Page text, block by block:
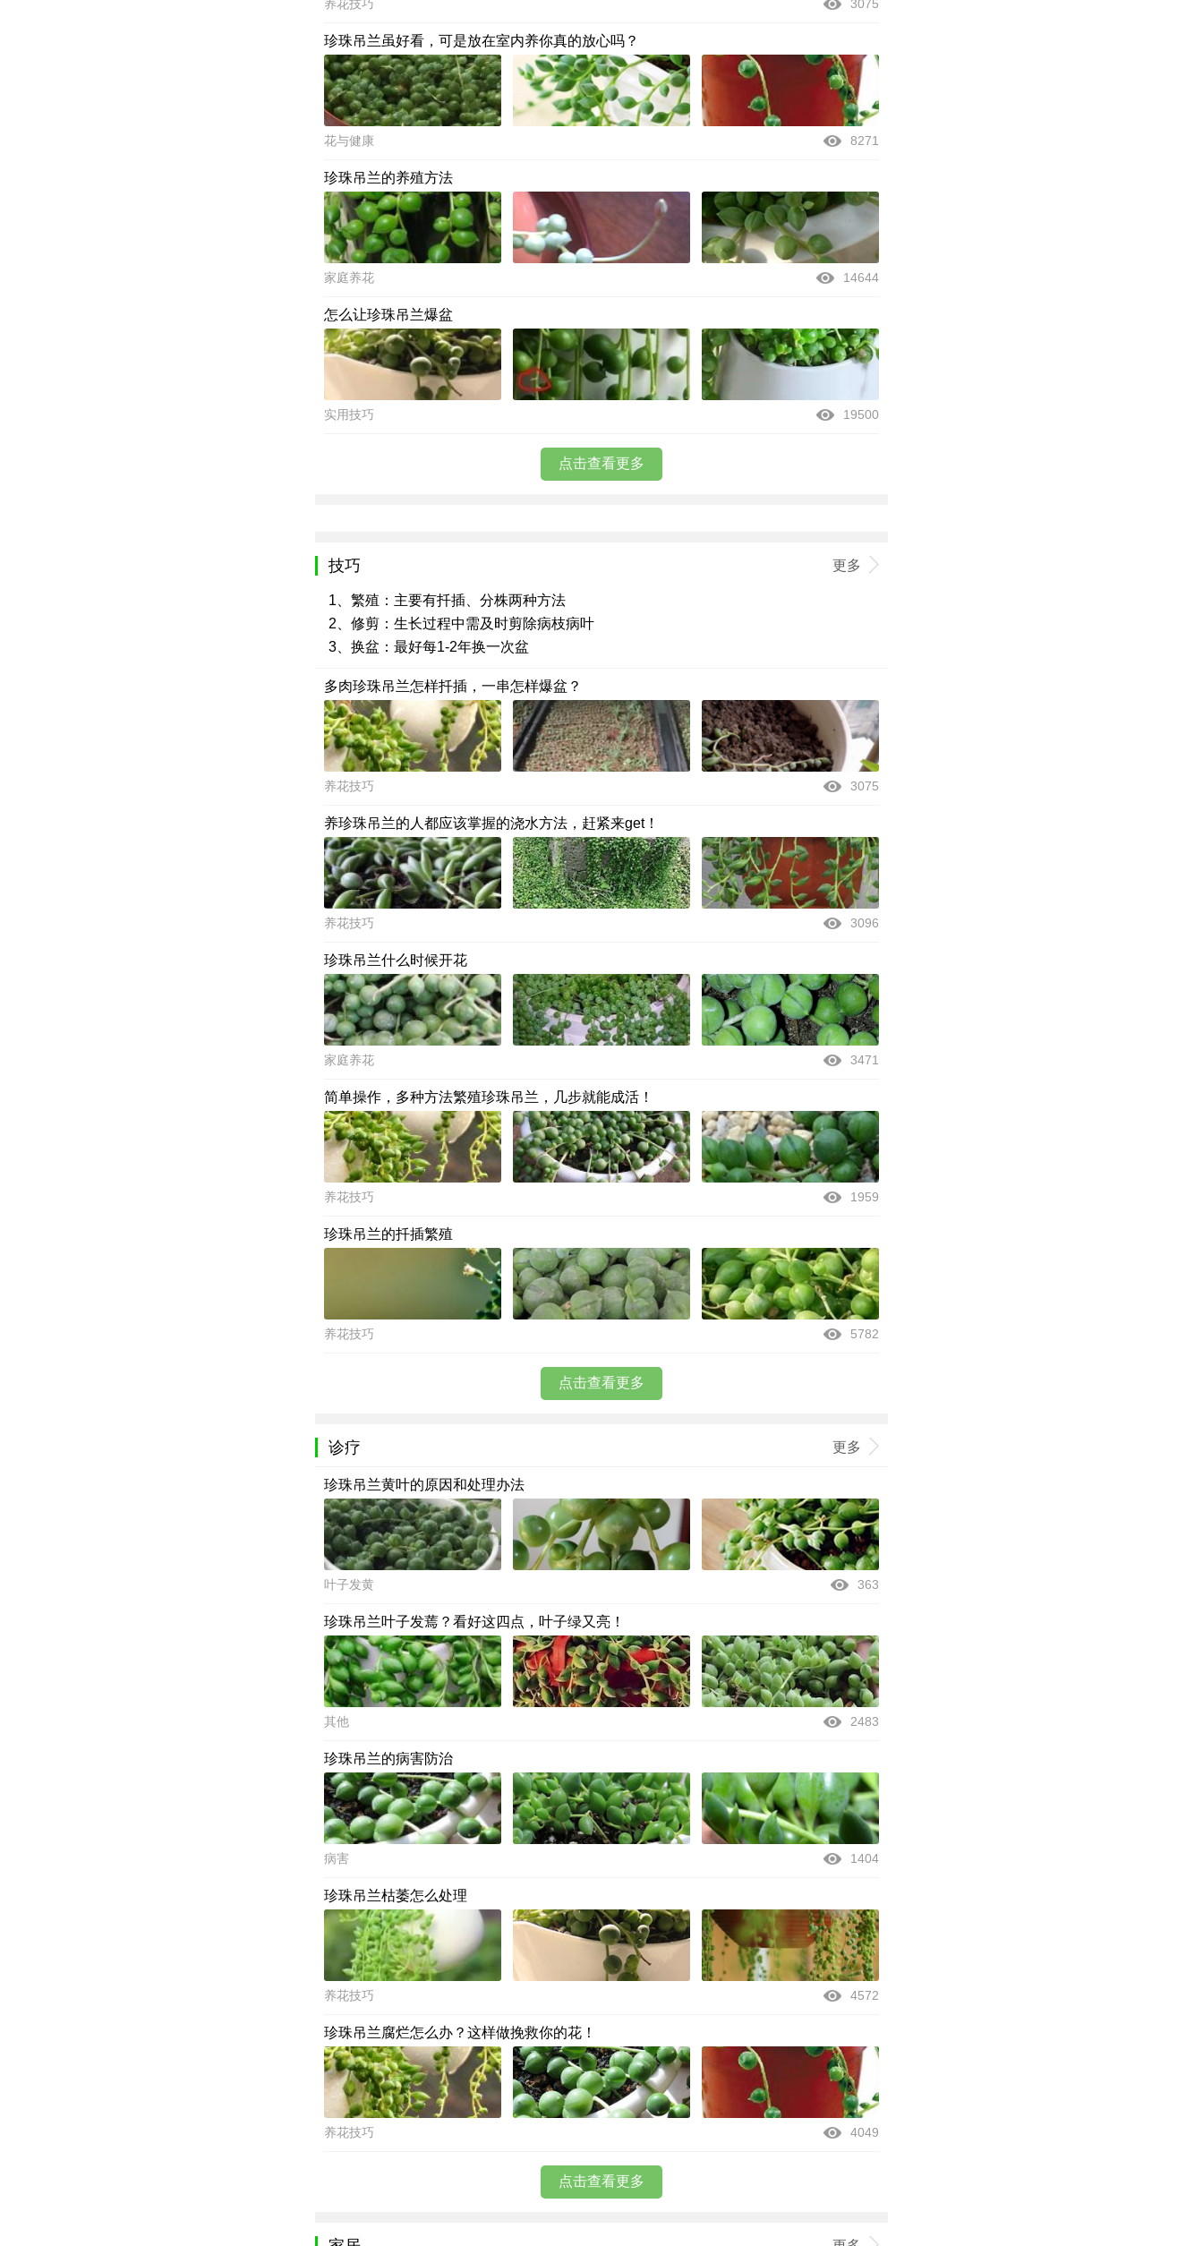
养花技巧 3075
珍珠吊兰虽好看，可是放在室内养你真的放心吗？
花与健康 8271
珍珠吊兰的养殖方法
家庭养花 14644
怎么让珍珠吊兰爆盆
实用技巧 19500
点击查看更多
技巧 更多
1、繁殖：主要有扦插、分株两种方法
2、修剪：生长过程中需及时剪除病枝病叶
3、换盆：最好每1-2年换一次盆
多肉珍珠吊兰怎样扦插，一串怎样爆盆？
养花技巧 3075
养珍珠吊兰的人都应该掌握的浇水方法，赶紧来get！
养花技巧 3096
珍珠吊兰什么时候开花
家庭养花 3471
简单操作，多种方法繁殖珍珠吊兰，几步就能成活！
养花技巧 1959
珍珠吊兰的扦插繁殖
养花技巧 5782
点击查看更多
诊疗 更多
珍珠吊兰黄叶的原因和处理办法
叶子发黄 363
珍珠吊兰叶子发蔫？看好这四点，叶子绿又亮！
其他 2483
珍珠吊兰的病害防治
病害 1404
珍珠吊兰枯萎怎么处理
养花技巧 4572
珍珠吊兰腐烂怎么办？这样做挽救你的花！
养花技巧 4049
点击查看更多